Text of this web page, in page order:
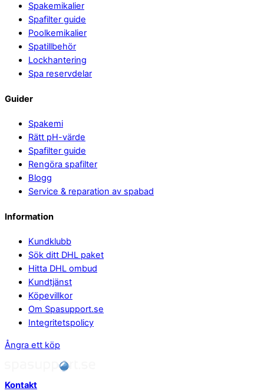
Top
Spakemikalier
Spafilter guide
Poolkemikalier
Spatillbehör
Lockhantering
Spa reservdelar
Guider
Spakemi
Rätt pH-värde
Spafilter guide
Rengöra spafilter
Blogg
Service & reparation av spabad
Information
Kundklubb
Sök ditt DHL paket
Hitta DHL ombud
Kundtjänst
Köpevillkor
Om Spasupport.se
Integritetspolicy
Ångra ett köp
Kontakt